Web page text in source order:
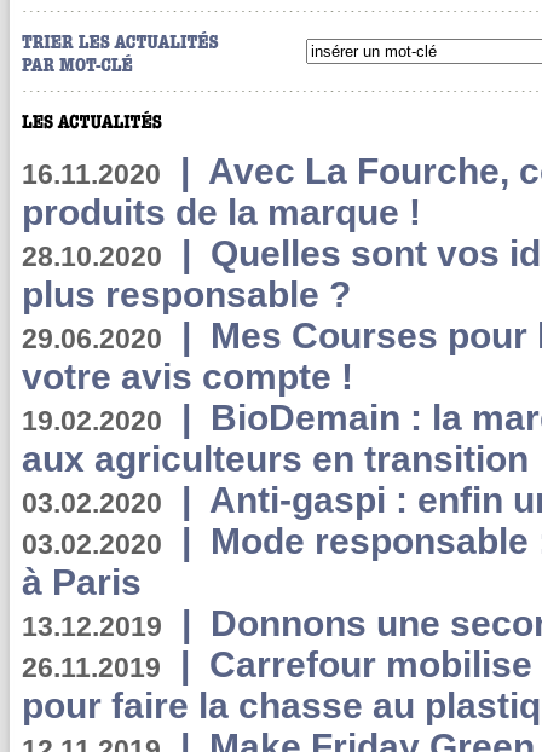
16.11.2020 | Avec La Fourche,
produits de la marque !
28.10.2020 | Quelles sont vos
plus responsable ?
29.06.2020 | Mes Courses pour
votre avis compte !
19.02.2020 | BioDemain : la
aux agriculteurs en transition
03.02.2020 | Anti-gaspi : enfin
03.02.2020 | Mode
à Paris
13.12.2019 | Donnons une
26.11.2019 | Carrefour
pour faire la chasse au